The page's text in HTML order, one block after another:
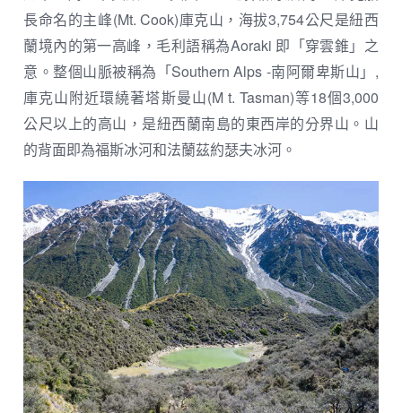
長命名的主峰(Mt. Cook)庫克山，海拔3,754公尺是紐西
蘭境內的第一高峰，毛利語稱為Aoraki 即「穿雲錐」之
意。整個山脈被稱為「Southern Alps -南阿爾卑斯山」,
庫克山附近環繞著塔斯曼山(M t. Tasman)等18個3,000
公尺以上的高山，是紐西蘭南島的東西岸的分界山。山
的背面即為福斯冰河和法蘭茲約瑟夫冰河。